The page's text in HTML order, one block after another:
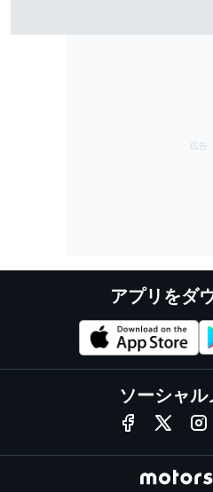
スト”ジェイミー”の日本レー
アプリをダ
ソーシャ